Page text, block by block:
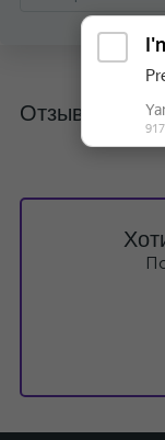
Отзывы